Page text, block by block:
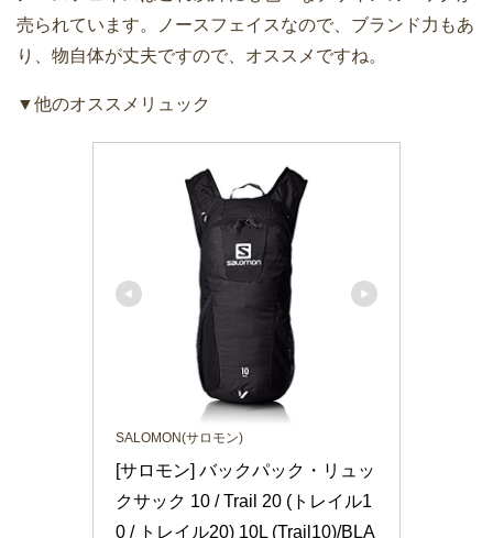
売られています。ノースフェイスなので、ブランド力もあ
り、物自体が丈夫ですので、オススメですね。
▼他のオススメリュック
SALOMON(サロモン)
[サロモン] バックパック・リュッ
クサック 10 / Trail 20 (トレイル1
0 / トレイル20) 10L (Trail10)/BLA